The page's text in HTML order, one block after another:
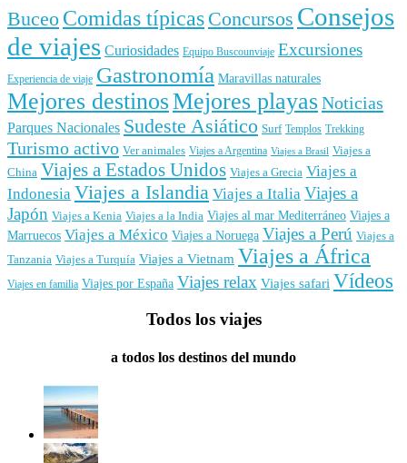
Buceo Comidas típicas Concursos Consejos
de viajes Curiosidades Equipo Buscounviaje Excursiones
Experiencia de viaje Gastronomía Maravillas naturales
Mejores destinosMejores playasNoticias
Parques Nacionales Sudeste Asiático Surf Templos Trekking
Turismo activo Ver animales Viajes a Argentina Viajes a Brasil Viajes a
China Viajes a Estados Unidos Viajes a Grecia Viajes a
Indonesia Viajes a Islandia Viajes a Italia Viajes a
Japón Viajes a Kenia Viajes a la India Viajes al mar Mediterráneo Viajes a
Marruecos Viajes a México Viajes a Noruega Viajes a Perú Viajes a
Tanzania Viajes a Turquía Viajes a Vietnam Viajes a África
Viajes en familia Viajes por España Viajes relax Viajes safari Vídeos
Todos los viajes
a todos los destinos del mundo